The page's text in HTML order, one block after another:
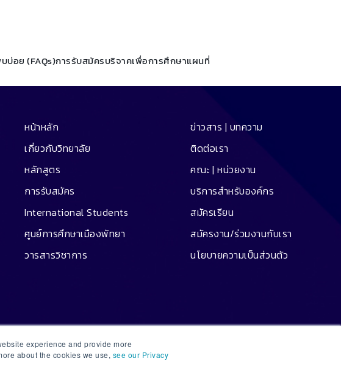
experience and provide more
about the cookies we use, see our Privacy
บ่อย (FAQs)การรับสมัครบริจาคเพื่อการศึกษาแผนที่
หน้าหลัก
เกี่ยวกับวิทยาลัย
หลักสูตร
การรับสมัคร
International Students
ศูนย์การศึกษาเมืองพัทยา
วารสารวิชาการ
ข่าวสาร | บทความ
ติดต่อเรา
คณะ | หน่วยงาน
บริการสำหรับองค์กร
สมัครเรียน
สมัครงาน/ร่วมงานกับเรา
นโยบายความเป็นส่วนตัว